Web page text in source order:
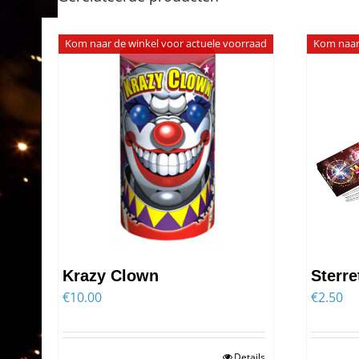
Kom naar de winkel voor actuele voorraad
Krazy Clown
€10.00
Kom
€2.50